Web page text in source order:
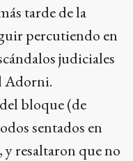
tarde de la
percutiendo en
judiciales
Adorni.
bloque (de
sentados en
resaltaron que no